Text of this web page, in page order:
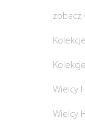
zobacz
Wielcy
Wielcy